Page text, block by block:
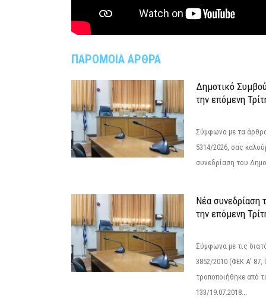
ΠΑΡΟΜΟΙΑ ΑΡΘΡΑ
Δημοτικό
την επόμενη
Σύμφωνα με τα
5314/2026, σας
συνεδρίαση του
Νέα συνεδρίαση
την επόμενη
Σύμφωνα με τις
3852/2010 (ΦΕΚ Α’ 87,
τροποποιήθηκε από
133/19.07.2018...